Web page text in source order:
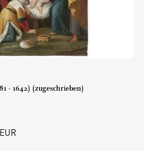
- 1642) (zugeschrieben)